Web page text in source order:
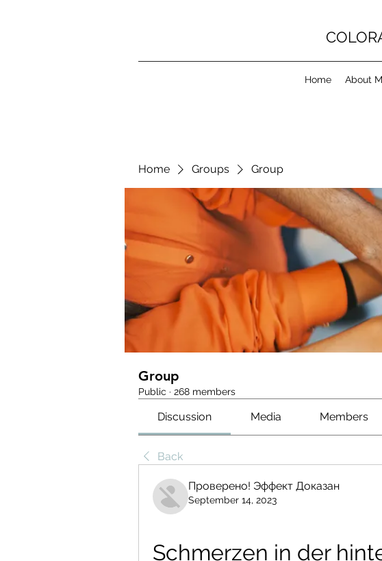
Home About
Home Groups Group
Group
Public · 268 members
Discussion Media Members
Back
Проверено! Эффект Доказан
September 14, 2023
Schmerzen in der